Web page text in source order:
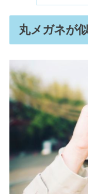
丸メガネが